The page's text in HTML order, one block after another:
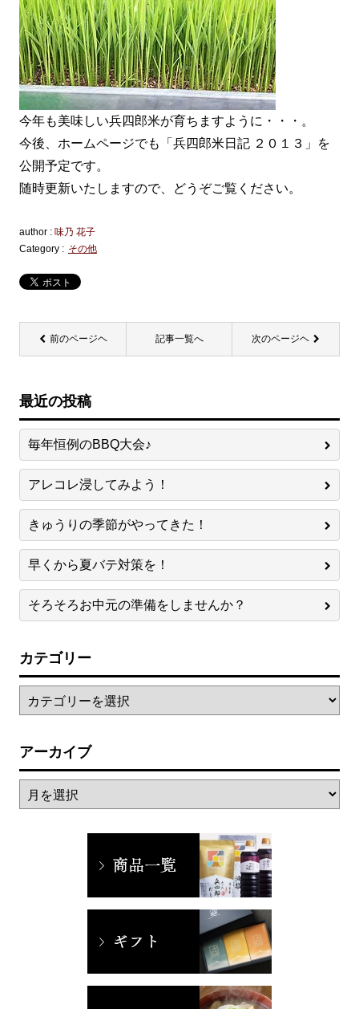
今年も美味しい兵四郎米が育ちますように・・・。
今後、ホームページでも「兵四郎米日記 ２０１３」を
公開予定です。
随時更新いたしますので、どうぞご覧ください。
author : 味乃 花子
Category : その他
前のページヘ 記事一覧へ 次のページヘ
最近の投稿
毎年恒例のBBQ大会♪
アレコレ浸してみよう！
きゅうりの季節がやってきた！
早くから夏バテ対策を！
そろそろお中元の準備をしませんか？
カテゴリー
アーカイブ